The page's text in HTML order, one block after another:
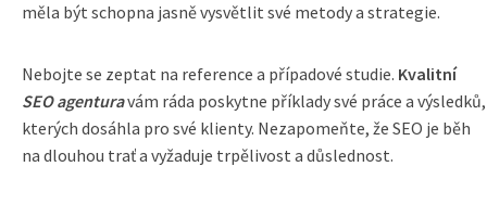
měla být schopna jasně vysvětlit své metody a strategie.
Nebojte se zeptat na reference a případové studie. Kvalitní
SEO agenturavám ráda poskytne příklady své práce a výsledků,
kterých dosáhla pro své klienty. Nezapomeňte, že SEO je běh
na dlouhou trať a vyžaduje trpělivost a důslednost.